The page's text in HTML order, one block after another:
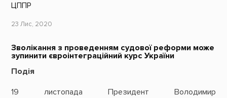
ЦППР
23 Лис, 2020
Зволікання з проведенням судової реформи може
зупинити євроінтеграційний курс України
Подія
19 листопада Президент Володимир